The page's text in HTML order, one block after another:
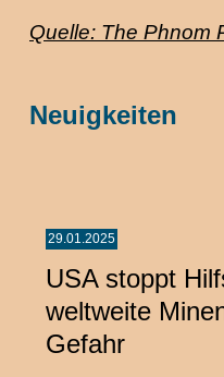
Quelle: The Phnom
Neuigkeiten
29.01.2025
USA stoppt
weltweite
Gefahr